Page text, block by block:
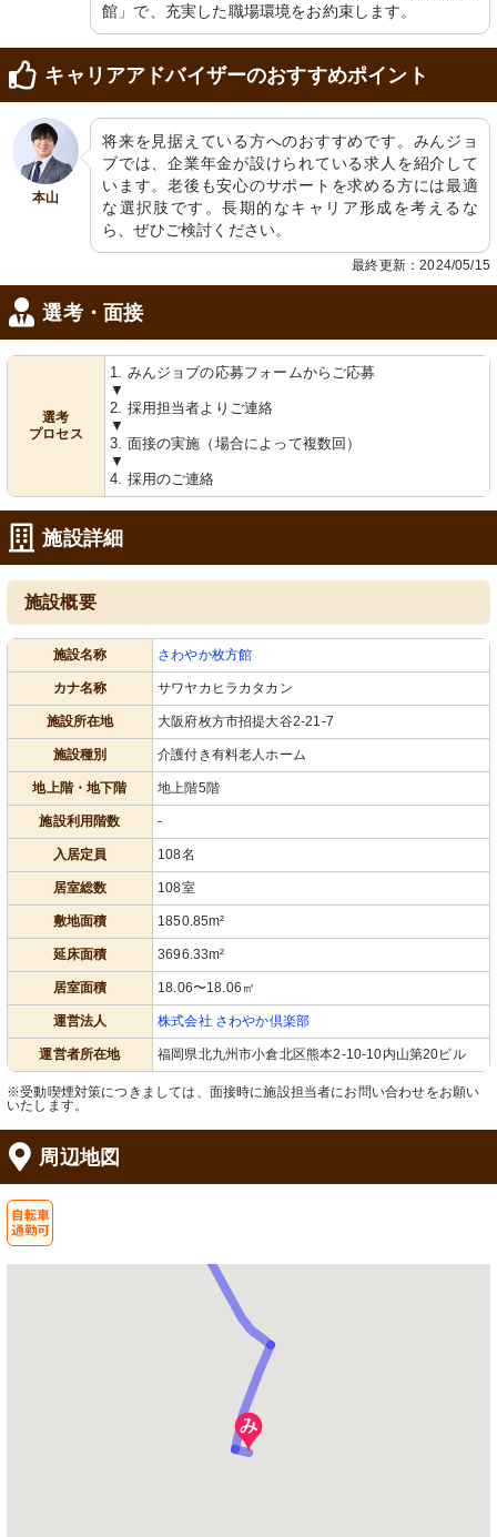
廊下1
明るく清潔感のあふれる空間で、壁に
ます。
リハビリスペース
ゆったりとしたリラックスチェアと、
エレベーターホール
車椅子ユーザーにとって利便性を考慮
した廊下です。明るく広々とした通路
家具
清潔感のある居室には、必要な家具と
エアコンが完備されています。
洗面台
整然と配置された清潔感のあふれる洗
を支える環境が整っています。
天井が高く開放的なバリアフリー設計
の浴室です。リハビリサポートに優れ
た環境を整えています。
館」で、充実した職場環境をお約束します。
キャリアアドバイザーのおすすめポイント
本山
将来を見据えている方へのおすすめです。みんジョ
ブでは、企業年金が設けられている求人を紹介して
います。老後も安心のサポートを求める方には最適
な選択肢です。長期的なキャリア形成を考えるな
ら、ぜひご検討ください。
最終更新：2024/05/15
選考・面接
選考
プロセス
1. みんジョブの応募フォームからご応募
▼
2. 採用担当者よりご連絡
▼
3. 面接の実施（場合によって複数回）
▼
4. 採用のご連絡
施設詳細
施設概要
施設名称 さわやか枚方館
カナ名称 サワヤカヒラカタカン
施設所在地 大阪府枚方市招提大谷2-21-7
施設種別 介護付き有料老人ホーム
地上階・地下階 地上階5階
施設利用階数 -
入居定員 108名
居室総数 108室
敷地面積 1850.85m²
延床面積 3696.33m²
居室面積 18.06〜18.06㎡
運営法人 株式会社 さわやか倶楽部
運営者所在地 福岡県北九州市小倉北区熊本2-10-10内山第20ビル
※受動喫煙対策につきましては、面接時に施設担当者にお問い合わせをお願い
いたします。
周辺地図